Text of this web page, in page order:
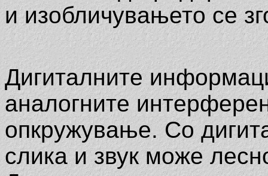
и изобличувањето се
Дигиталните
аналогните
опкружување. Со
слика и звук може